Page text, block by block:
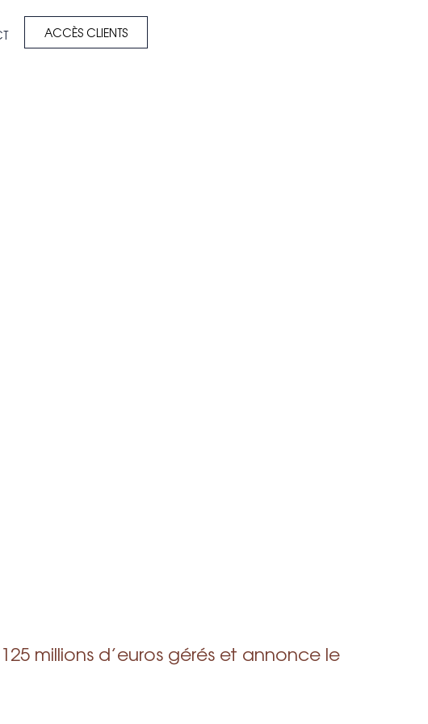
ACCÈS CLIENTS
millions d’euros gérés et annonce le